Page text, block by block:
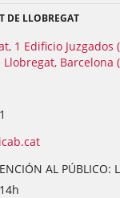
DE LLOBREGAT
1 Edificio Juzgados
Llobregat, Barcelona
AL